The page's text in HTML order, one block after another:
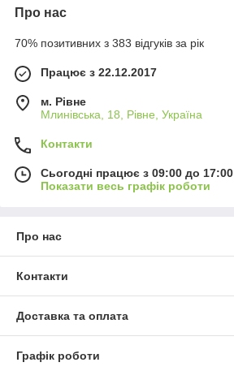
Про нас
70% позитивних з 383 відгуків за рік
Працює з 22.12.2017
м. Рівне
Млинівська, 18, Рівне, Україна
Контакти
Сьогодні працює з 09:00 до 17:00
Показати весь графік роботи
Про нас
Контакти
Доставка та оплата
Графік роботи